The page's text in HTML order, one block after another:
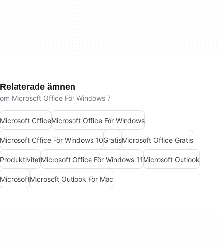
Relaterade ämnen
om Microsoft Office För Windows 7
Microsoft OfficeMicrosoft Office För Windows
Microsoft Office För Windows 10GratisMicrosoft Office Gratis
ProduktivitetMicrosoft Office För Windows 11Microsoft Outlook
MicrosoftMicrosoft Outlook För Mac